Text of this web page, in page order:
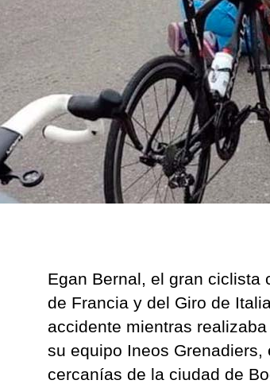
Egan Bernal, el gran ciclista
de Francia y del Giro de
accidente mientras
su equipo Ineos
cercanías de la ciudad de